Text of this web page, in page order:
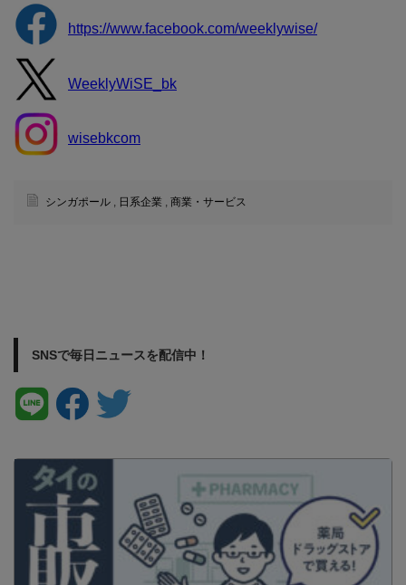
https://www.facebook.com/weeklywise/
WeeklyWiSE_bk
wisebkcom
シンガポール , 日系企業 , 商業・サービス
SNSで毎日ニュースを配信中！